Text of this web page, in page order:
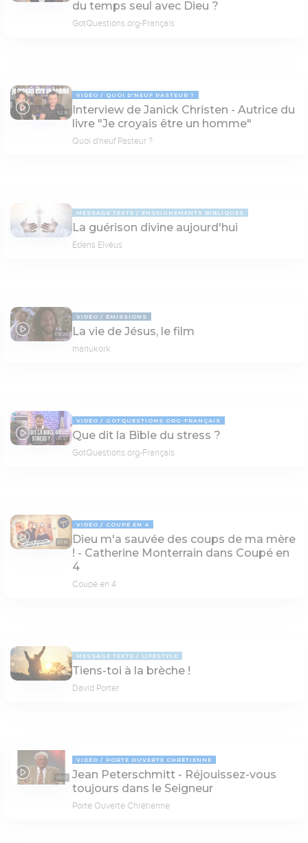
du temps seul avec Dieu ?
GotQuestions.org-Français
52:16
VIDÉO QUOI D'NEUF PASTEUR ?
Interview de Janick Christen - Autrice du
livre "Je croyais être un homme"
Quoi d'neuf Pasteur ?
MESSAGE TEXTE ENSEIGNEMENTS BIBLIQUES
La guérison divine aujourd'hui
Edens Elvéus
176:23
VIDÉO ÉMISSIONS
La vie de Jésus, le film
manukork
08:37
VIDÉO GOTQUESTIONS.ORG-FRANÇAIS
Que dit la Bible du stress ?
GotQuestions.org-Français
37:16
VIDÉO COUPÉ EN 4
Dieu m'a sauvée des coups de ma mère
! - Catherine Monterrain dans Coupé en
4
Coupé en 4
MESSAGE TEXTE LIFESTYLE
Tiens-toi à la brèche !
David Porter
55:07
VIDÉO PORTE OUVERTE CHRÉTIENNE
Jean Peterschmitt - Réjouissez-vous
toujours dans le Seigneur
Porte Ouverte Chrétienne